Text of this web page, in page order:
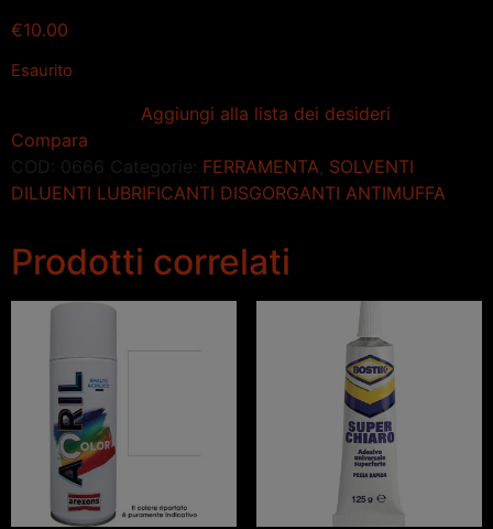
€10.00
Esaurito
Aggiungi alla lista dei desideri
Compara
COD: 0666 Categorie: FERRAMENTA SOLVENTI
DILUENTI LUBRIFICANTI DISGORGANTI ANTIMUFFA
Prodotti correlati